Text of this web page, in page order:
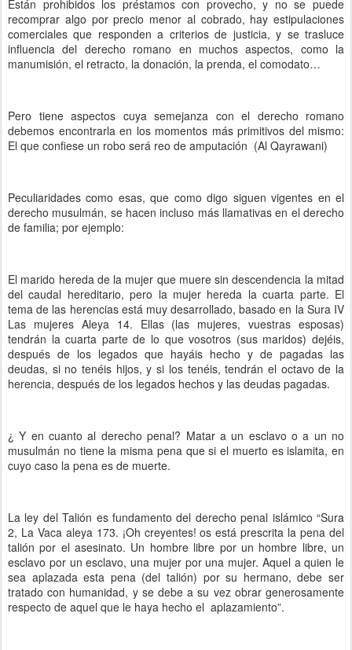
Están prohibidos los préstamos con provecho, y no se puede
recomprar algo por precio menor al cobrado, hay estipulaciones
comerciales que responden a criterios de justicia, y se trasluce
influencia del derecho romano en muchos aspectos, como la
manumisión, el retracto, la donación, la prenda, el comodato…
Pero tiene aspectos cuya semejanza con el derecho romano
debemos encontrarla en los momentos más primitivos del mismo:
El que confiese un robo será reo de amputación (Al Qayrawani)
Peculiaridades como esas, que como digo siguen vigentes en el
derecho musulmán, se hacen incluso más llamativas en el derecho
de familia; por ejemplo:
El marido hereda de la mujer que muere sin descendencia la mitad
del caudal hereditario, pero la mujer hereda la cuarta parte. El
tema de las herencias está muy desarrollado, basado en la Sura IV
Las mujeres Aleya 14. Ellas (las mujeres, vuestras esposas)
tendrán la cuarta parte de lo que vosotros (sus maridos) dejéis,
después de los legados que hayáis hecho y de pagadas las
deudas, si no tenéis hijos, y si los tenéis, tendrán el octavo de la
herencia, después de los legados hechos y las deudas pagadas.
¿ Y en cuanto al derecho penal? Matar a un esclavo o a un no
musulmán no tiene la misma pena que si el muerto es islamita, en
cuyo caso la pena es de muerte.
La ley del Talión es fundamento del derecho penal islámico “Sura
2, La Vaca aleya 173. ¡Oh creyentes! os está prescrita la pena del
talión por el asesinato. Un hombre libre por un hombre libre, un
esclavo por un esclavo, una mujer por una mujer. Aquel a quien le
sea aplazada esta pena (del talión) por su hermano, debe ser
tratado con humanidad, y se debe a su vez obrar generosamente
respecto de aquel que le haya hecho el aplazamiento”.